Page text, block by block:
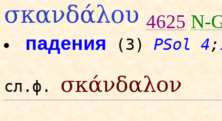
σκανδάλου 4625 N-
падения (3) PSol 4;
сл.ф. σκάνδαλον